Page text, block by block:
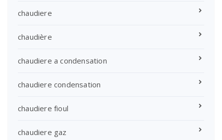
chaudiere
chaudière
chaudiere a condensation
chaudiere condensation
chaudiere fioul
chaudiere gaz